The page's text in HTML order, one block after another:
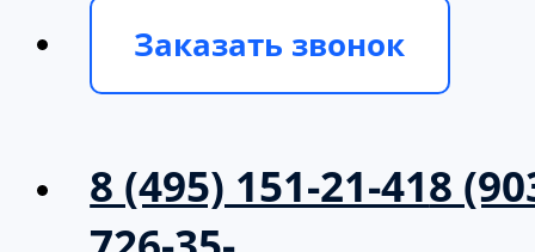
Заказать звонок
8 (495) 151-21-418